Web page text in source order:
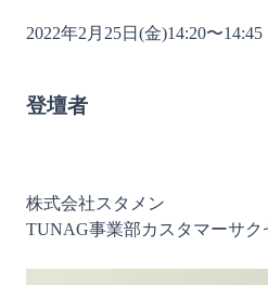
2022年2月25日(金)14:20〜14:45
登壇者
株式会社スタメン
TUNAG事業部カスタマーサク